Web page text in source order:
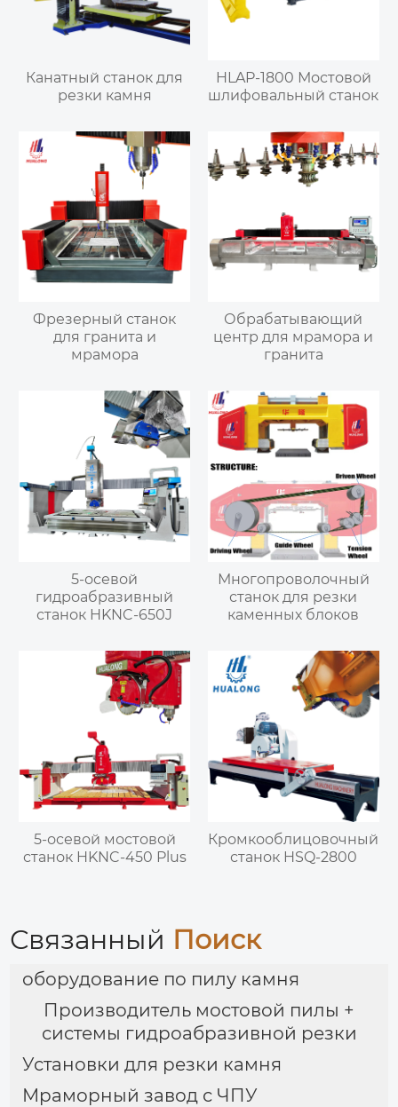
Канатный станок для
резки камня
HLAP-1800 Мостовой
шлифовальный станок
Фрезерный станок
для гранита и
мрамора
Обрабатывающий
центр для мрамора и
гранита
5-осевой
гидроабразивный
станок HKNC-650J
Многопроволочный
станок для резки
каменных блоков
5-осевой мостовой
станок HKNC-450 Plus
Кромкооблицовочный
станок HSQ-2800
Связанный Поиск
оборудование по пилу камня
Производитель мостовой пилы +
системы гидроабразивной резки
Установки для резки камня
Мраморный завод с ЧПУ